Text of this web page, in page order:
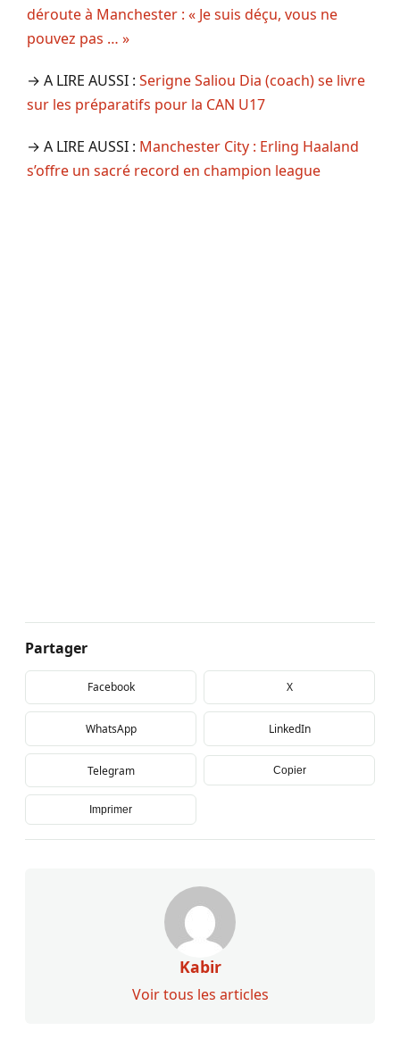
déroute à Manchester : « Je suis déçu, vous ne
pouvez pas … »
→ A LIRE AUSSI : Serigne Saliou Dia (coach) se livre
sur les préparatifs pour la CAN U17
→ A LIRE AUSSI : Manchester City : Erling Haaland
s’offre un sacré record en champion league
Partager
Facebook X
WhatsApp LinkedIn
Telegram Copier
Imprimer
Kabir
Voir tous les articles